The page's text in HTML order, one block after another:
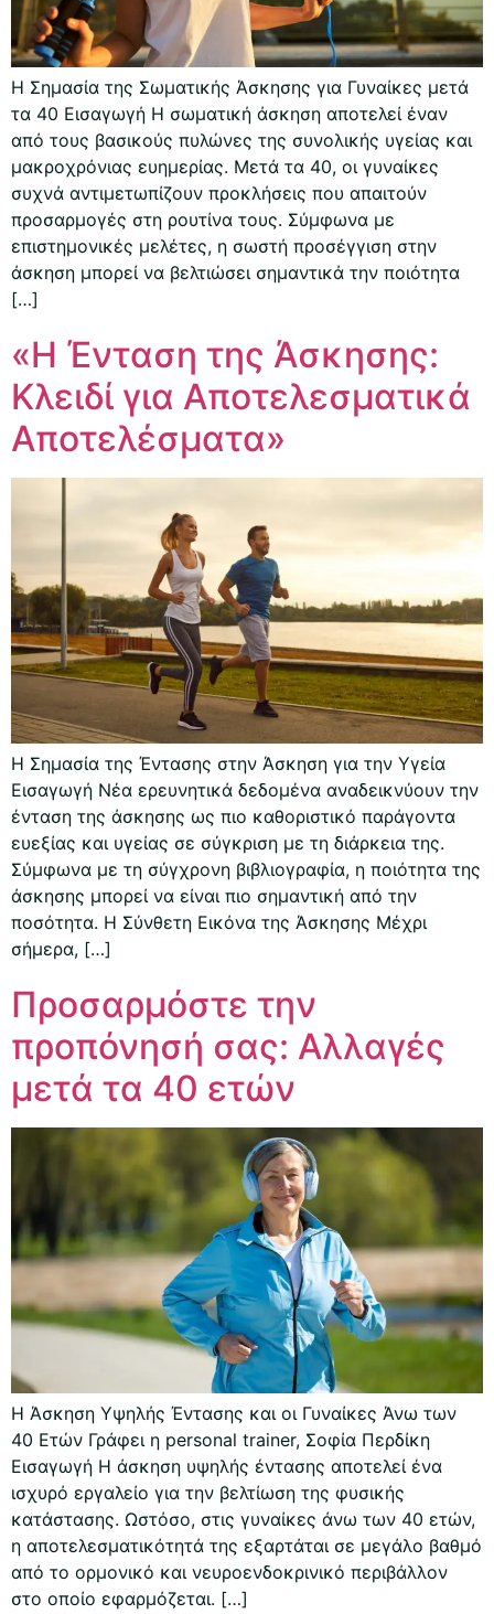
Η Σημασία της Σωματικής Άσκησης για Γυναίκες μετά
τα 40 Εισαγωγή Η σωματική άσκηση αποτελεί έναν
από τους βασικούς πυλώνες της συνολικής υγείας και
μακροχρόνιας ευημερίας. Μετά τα 40, οι γυναίκες
συχνά αντιμετωπίζουν προκλήσεις που απαιτούν
προσαρμογές στη ρουτίνα τους. Σύμφωνα με
επιστημονικές μελέτες, η σωστή προσέγγιση στην
άσκηση μπορεί να βελτιώσει σημαντικά την ποιότητα
[…]
«Η Ένταση της Άσκησης:
Κλειδί για Αποτελεσματικά
Αποτελέσματα»
Η Σημασία της Έντασης στην Άσκηση για την Υγεία
Εισαγωγή Νέα ερευνητικά δεδομένα αναδεικνύουν την
ένταση της άσκησης ως πιο καθοριστικό παράγοντα
ευεξίας και υγείας σε σύγκριση με τη διάρκεια της.
Σύμφωνα με τη σύγχρονη βιβλιογραφία, η ποιότητα της
άσκησης μπορεί να είναι πιο σημαντική από την
ποσότητα. Η Σύνθετη Εικόνα της Άσκησης Μέχρι
σήμερα, […]
Προσαρμόστε την
προπόνησή σας: Αλλαγές
μετά τα 40 ετών
Η Άσκηση Υψηλής Έντασης και οι Γυναίκες Άνω των
40 Ετών Γράφει η personal trainer, Σοφία Περδίκη
Εισαγωγή Η άσκηση υψηλής έντασης αποτελεί ένα
ισχυρό εργαλείο για την βελτίωση της φυσικής
κατάστασης. Ωστόσο, στις γυναίκες άνω των 40 ετών,
η αποτελεσματικότητά της εξαρτάται σε μεγάλο βαθμό
από το ορμονικό και νευροενδοκρινικό περιβάλλον
στο οποίο εφαρμόζεται. […]